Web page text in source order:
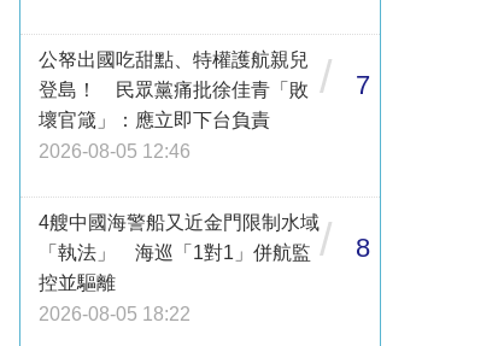
公帑出國吃甜點、特權護航親兒
登島！ 民眾黨痛批徐佳青「敗
壞官箴」：應立即下台負責
2026-08-05 12:46
/ 7
4艘中國海警船又近金門限制水域
「執法」 海巡「1對1」併航監
控並驅離
2026-08-05 18:22
/ 8